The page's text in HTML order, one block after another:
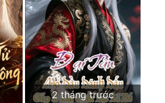
2 tháng trước